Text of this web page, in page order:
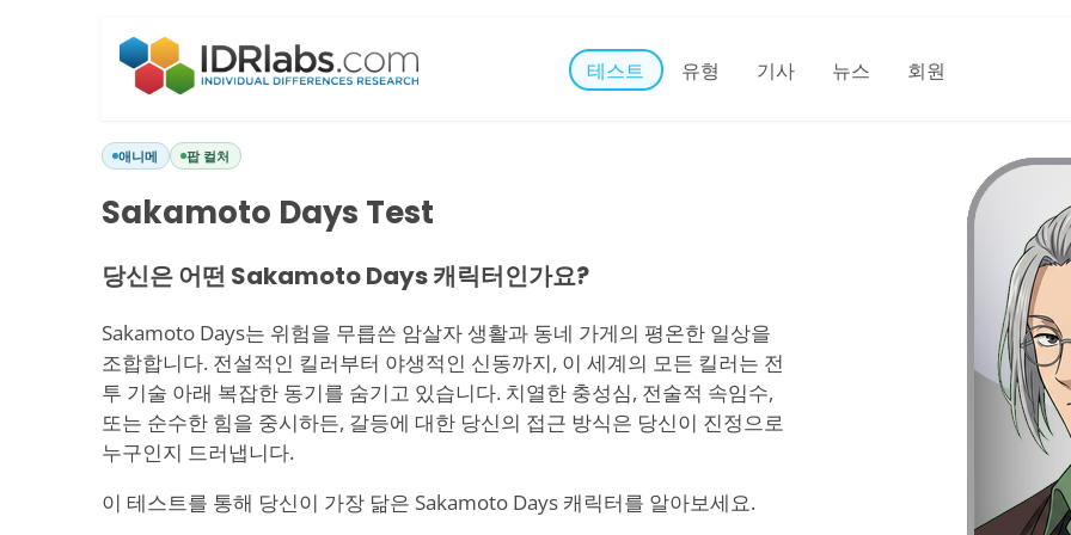
테스트 유형 기사 뉴스 회원
애니메 팝 컬처
Sakamoto Days Test
당신은 어떤 Sakamoto Days 캐릭터인가요?
Sakamoto Days는 위험을 무릅쓴 암살자 생활과 동네 가게의 평온한 일상을
조합합니다. 전설적인 킬러부터 야생적인 신동까지, 이 세계의 모든 킬러는 전
투 기술 아래 복잡한 동기를 숨기고 있습니다. 치열한 충성심, 전술적 속임수,
또는 순수한 힘을 중시하든, 갈등에 대한 당신의 접근 방식은 당신이 진정으로
누구인지 드러냅니다.
이 테스트를 통해 당신이 가장 닮은 Sakamoto Days 캐릭터를 알아보세요.